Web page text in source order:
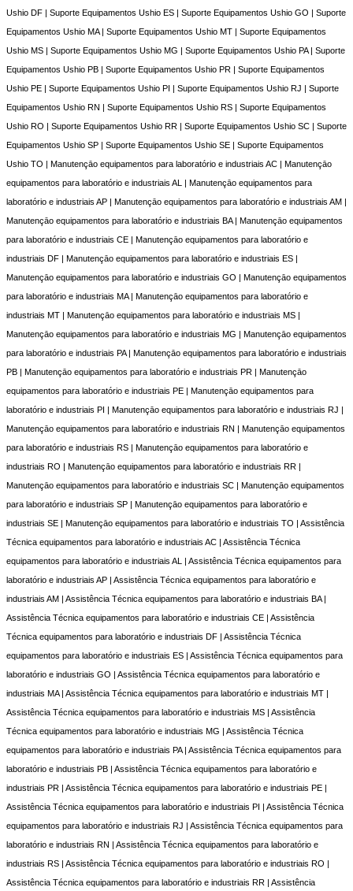
Ushio DF | Suporte Equipamentos Ushio ES | Suporte Equipamentos Ushio GO | Suporte
Equipamentos Ushio MA | Suporte Equipamentos Ushio MT | Suporte Equipamentos
Ushio MS | Suporte Equipamentos Ushio MG | Suporte Equipamentos Ushio PA | Suporte
Equipamentos Ushio PB | Suporte Equipamentos Ushio PR | Suporte Equipamentos
Ushio PE | Suporte Equipamentos Ushio PI | Suporte Equipamentos Ushio RJ | Suporte
Equipamentos Ushio RN | Suporte Equipamentos Ushio RS | Suporte Equipamentos
Ushio RO | Suporte Equipamentos Ushio RR | Suporte Equipamentos Ushio SC | Suporte
Equipamentos Ushio SP | Suporte Equipamentos Ushio SE | Suporte Equipamentos
Ushio TO | Manutençāo equipamentos para laboratório e industriais AC | Manutençāo
equipamentos para laboratório e industriais AL | Manutençāo equipamentos para
laboratório e industriais AP | Manutençāo equipamentos para laboratório e industriais AM |
Manutençāo equipamentos para laboratório e industriais BA | Manutençāo equipamentos
para laboratório e industriais CE | Manutençāo equipamentos para laboratório e
industriais DF | Manutençāo equipamentos para laboratório e industriais ES |
Manutençāo equipamentos para laboratório e industriais GO | Manutençāo equipamentos
para laboratório e industriais MA | Manutençāo equipamentos para laboratório e
industriais MT | Manutençāo equipamentos para laboratório e industriais MS |
Manutençāo equipamentos para laboratório e industriais MG | Manutençāo equipamentos
para laboratório e industriais PA | Manutençāo equipamentos para laboratório e industriais
PB | Manutençāo equipamentos para laboratório e industriais PR | Manutençāo
equipamentos para laboratório e industriais PE | Manutençāo equipamentos para
laboratório e industriais PI | Manutençāo equipamentos para laboratório e industriais RJ |
Manutençāo equipamentos para laboratório e industriais RN | Manutençāo equipamentos
para laboratório e industriais RS | Manutençāo equipamentos para laboratório e
industriais RO | Manutençāo equipamentos para laboratório e industriais RR |
Manutençāo equipamentos para laboratório e industriais SC | Manutençāo equipamentos
para laboratório e industriais SP | Manutençāo equipamentos para laboratório e
industriais SE | Manutençāo equipamentos para laboratório e industriais TO | Assistência
Técnica equipamentos para laboratório e industriais AC | Assistência Técnica
equipamentos para laboratório e industriais AL | Assistência Técnica equipamentos para
laboratório e industriais AP | Assistência Técnica equipamentos para laboratório e
industriais AM | Assistência Técnica equipamentos para laboratório e industriais BA |
Assistência Técnica equipamentos para laboratório e industriais CE | Assistência
Técnica equipamentos para laboratório e industriais DF | Assistência Técnica
equipamentos para laboratório e industriais ES | Assistência Técnica equipamentos para
laboratório e industriais GO | Assistência Técnica equipamentos para laboratório e
industriais MA | Assistência Técnica equipamentos para laboratório e industriais MT |
Assistência Técnica equipamentos para laboratório e industriais MS | Assistência
Técnica equipamentos para laboratório e industriais MG | Assistência Técnica
equipamentos para laboratório e industriais PA | Assistência Técnica equipamentos para
laboratório e industriais PB | Assistência Técnica equipamentos para laboratório e
industriais PR | Assistência Técnica equipamentos para laboratório e industriais PE |
Assistência Técnica equipamentos para laboratório e industriais PI | Assistência Técnica
equipamentos para laboratório e industriais RJ | Assistência Técnica equipamentos para
laboratório e industriais RN | Assistência Técnica equipamentos para laboratório e
industriais RS | Assistência Técnica equipamentos para laboratório e industriais RO |
Assistência Técnica equipamentos para laboratório e industriais RR | Assistência